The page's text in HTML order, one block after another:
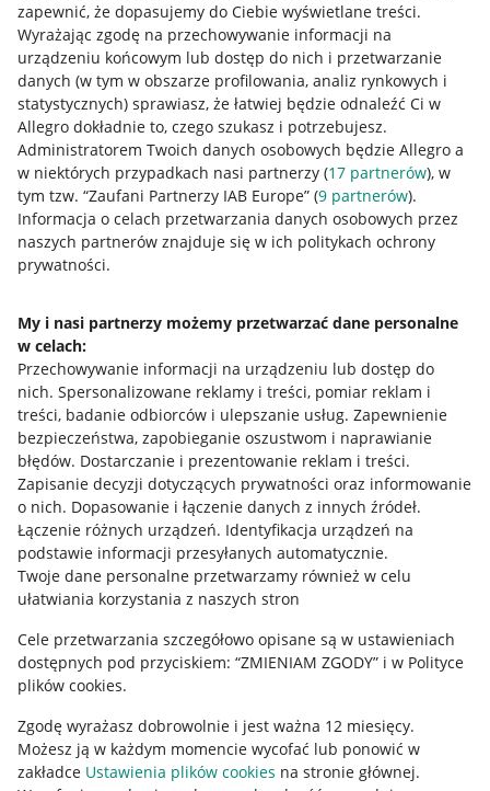
zapewnić, że dopasujemy do Ciebie wyświetlane treści.
Wyrażając zgodę na przechowywanie informacji na
urządzeniu końcowym lub dostęp do nich i przetwarzanie
danych (w tym w obszarze profilowania, analiz rynkowych i
statystycznych) sprawiasz, że łatwiej będzie odnaleźć Ci w
Allegro dokładnie to, czego szukasz i potrzebujesz.
Administratorem Twoich danych osobowych będzie Allegro a
w niektórych przypadkach nasi partnerzy (17 partnerów), w
tym tzw. “Zaufani Partnerzy IAB Europe” (9 partnerów).
Informacja o celach przetwarzania danych osobowych przez
naszych partnerów znajduje się w ich politykach ochrony
prywatności.
My i nasi partnerzy możemy przetwarzać dane personalne
w celach:
Przechowywanie informacji na urządzeniu lub dostęp do
nich. Spersonalizowane reklamy i treści, pomiar reklam i
treści, badanie odbiorców i ulepszanie usług. Zapewnienie
bezpieczeństwa, zapobieganie oszustwom i naprawianie
błędów. Dostarczanie i prezentowanie reklam i treści.
Zapisanie decyzji dotyczących prywatności oraz informowanie
o nich. Dopasowanie i łączenie danych z innych źródeł.
Łączenie różnych urządzeń. Identyfikacja urządzeń na
podstawie informacji przesyłanych automatycznie.
Twoje dane personalne przetwarzamy również w celu
ułatwiania korzystania z naszych stron
Cele przetwarzania szczegółowo opisane są w ustawieniach
dostępnych pod przyciskiem: “ZMIENIAM ZGODY” i w Polityce
plików cookies.
Zgodę wyrażasz dobrowolnie i jest ważna 12 miesięcy.
Możesz ją w każdym momencie wycofać lub ponowić w
zakładce Ustawienia plików cookies na stronie głównej.
Przydatne informacje
Jak to działa
Allegro Gadane dla sprzedających
Allegro Gadane dla kupujących
Mapa miejscowości
Informacje prawne
Regulamin
Polityka plików "cookies"
Ustawienia plików "cookies"
Udostępnianie lokalizacji
Informacje dla Aktu o Usługach Cyfrowych
Pobierz aplikację